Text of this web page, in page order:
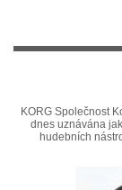
KORG Společnost
dnes uznávána
hudebních